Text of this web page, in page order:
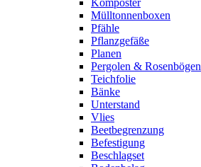
Komposter
Mülltonnenboxen
Pfähle
Pflanzgefäße
Planen
Pergolen & Rosenbögen
Teichfolie
Bänke
Unterstand
Vlies
Beetbegrenzung
Befestigung
Beschlagset